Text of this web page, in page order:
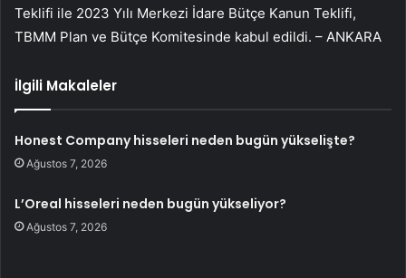
Teklifi ile 2023 Yılı Merkezi İdare Bütçe Kanun Teklifi,
TBMM Plan ve Bütçe Komitesinde kabul edildi. – ANKARA
İlgili Makaleler
Honest Company hisseleri neden bugün yükselişte?
Ağustos 7, 2026
L’Oreal hisseleri neden bugün yükseliyor?
Ağustos 7, 2026